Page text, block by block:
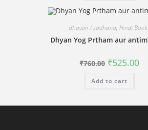
dhayan / sadhana, Hindi
Dhyan Yog Prtham aur
₹760.00 Original
price
₹760.00.
₹525.00
Add to cart